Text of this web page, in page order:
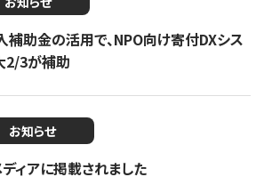
補助金の活用で、NPO向け寄付DXシス
2/3が補助
お知らせ
ィアに掲載されました